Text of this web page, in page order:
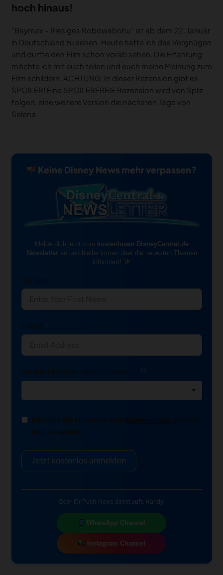
hoch hinaus!
“Baymax – Riesiges Robowabohu” ist ab dem 22. Januar
in Deutschland zu sehen. Heute hatte ich das Vergnügen
und durfte den Film schon vorab sehen. Die Erfahrung
möchte ich mit euch teilen und euch meine Meinung zum
Film schildern. ACHTUNG: In dieser Rezension gibt es
SPOILER! Eine SPOILERFREIE Rezension wird von Spliz
folgen, eine weitere Version die nächsten Tage von
Selena.
Keine Disney News mehr verpassen?
Melde dich jetzt zum kostenlosen DisneyCentral.de
Newsletteran und bleibe immer über die neuesten Themen
informiert!
Vorname
E-Mail
Ich möchte News-Updates erhalten:
Ich habe die Hinweise zum Datenschutz
und akzeptiert.
Jetzt kostenlos anmelden
Oder für Push-News direkt auf's Handy:
WhatsApp Channel
Instagram Channel